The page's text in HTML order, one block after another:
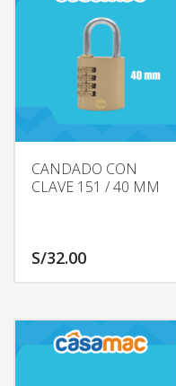
CANDADO CON
CLAVE 151 / 40 MM
S/32.00